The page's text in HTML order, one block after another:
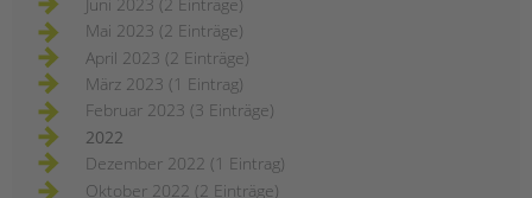
Mai 2023 (2 Einträge)
April 2023 (2 Einträge)
März 2023 (1 Eintrag)
Februar 2023 (3 Einträge)
2022
Dezember 2022 (1 Eintrag)
Oktober 2022 (2 Einträge)